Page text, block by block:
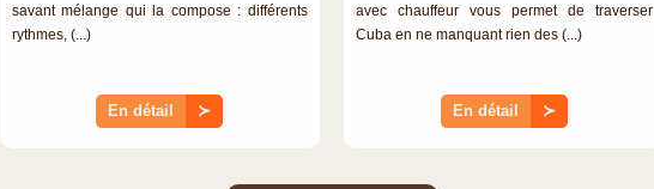
savant mélange qui la compose : différents
rythmes, (...)
En détail ≻
avec chauffeur vous permet de traverser
Cuba en ne manquant rien des (...)
En détail ≻